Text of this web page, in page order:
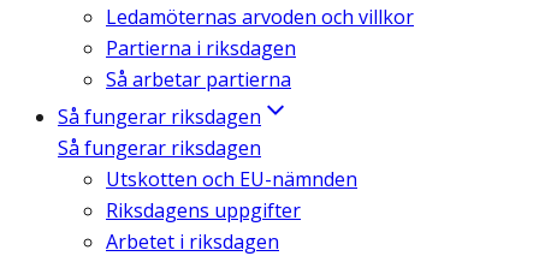
Ledamöternas arvoden och villkor
Partierna i riksdagen
Så arbetar partierna
Så fungerar riksdagen
Så fungerar riksdagen
Utskotten och EU-nämnden
Riksdagens uppgifter
Arbetet i riksdagen